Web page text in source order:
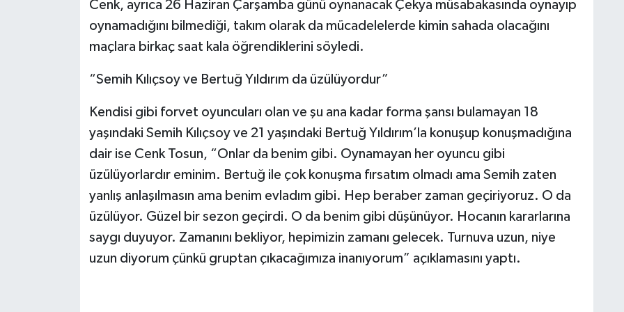
Cenk, ayrıca 26 Haziran Çarşamba günü oynanacak Çekya müsabakasında oynayıp
oynamadığını bilmediği, takım olarak da mücadelelerde kimin sahada olacağını
maçlara birkaç saat kala öğrendiklerini söyledi.
“Semih Kılıçsoy ve Bertuğ Yıldırım da üzülüyordur”
Kendisi gibi forvet oyuncuları olan ve şu ana kadar forma şansı bulamayan 18
yaşındaki Semih Kılıçsoy ve 21 yaşındaki Bertuğ Yıldırım’la konuşup konuşmadığına
dair ise Cenk Tosun, “Onlar da benim gibi. Oynamayan her oyuncu gibi
üzülüyorlardır eminim. Bertuğ ile çok konuşma fırsatım olmadı ama Semih zaten
yanlış anlaşılmasın ama benim evladım gibi. Hep beraber zaman geçiriyoruz. O da
üzülüyor. Güzel bir sezon geçirdi. O da benim gibi düşünüyor. Hocanın kararlarına
saygı duyuyor. Zamanını bekliyor, hepimizin zamanı gelecek. Turnuva uzun, niye
uzun diyorum çünkü gruptan çıkacağımıza inanıyorum” açıklamasını yaptı.